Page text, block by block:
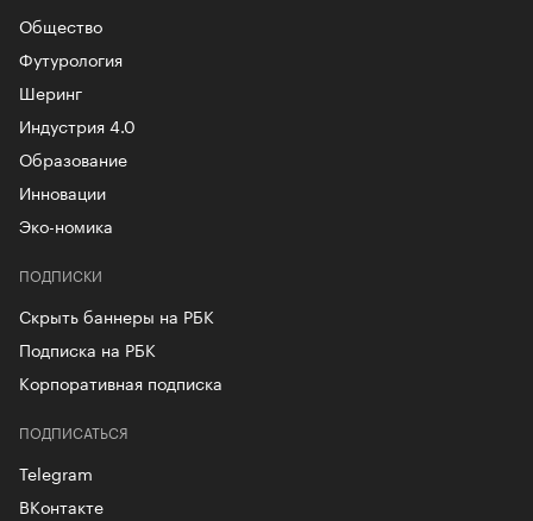
Общество
Футурология
Шеринг
Индустрия 4.0
Образование
Инновации
Эко-номика
ПОДПИСКИ
Скрыть баннеры на РБК
Подписка на РБК
Корпоративная подписка
ПОДПИСАТЬСЯ
Telegram
ВКонтакте